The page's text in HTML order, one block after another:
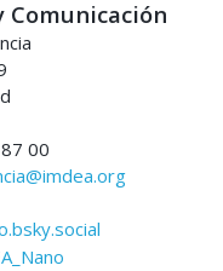
Comunicación
00